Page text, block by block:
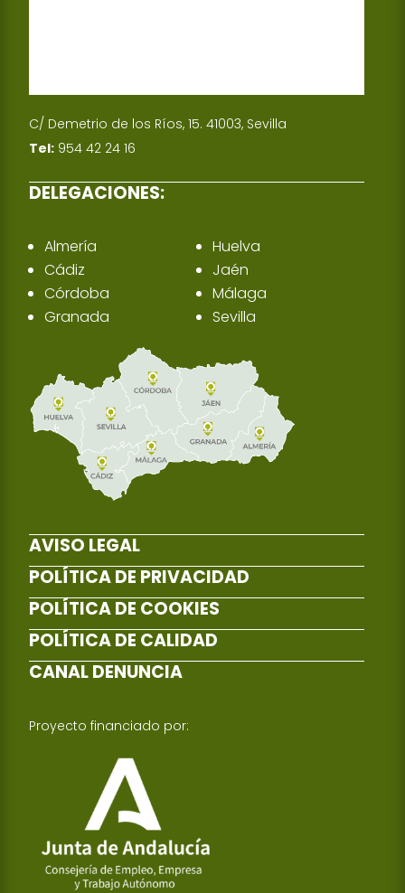
C/ Demetrio de los Ríos, 15. 41003, Sevilla
Tel: 954 42 24 16
DELEGACIONES:
Almería
Cádiz
Córdoba
Granada
Huelva
Jaén
Málaga
Sevilla
AVISO LEGAL
POLÍTICA DE PRIVACIDAD
POLÍTICA DE COOKIES
POLÍTICA DE CALIDAD
CANAL DENUNCIA
Proyecto financiado por: